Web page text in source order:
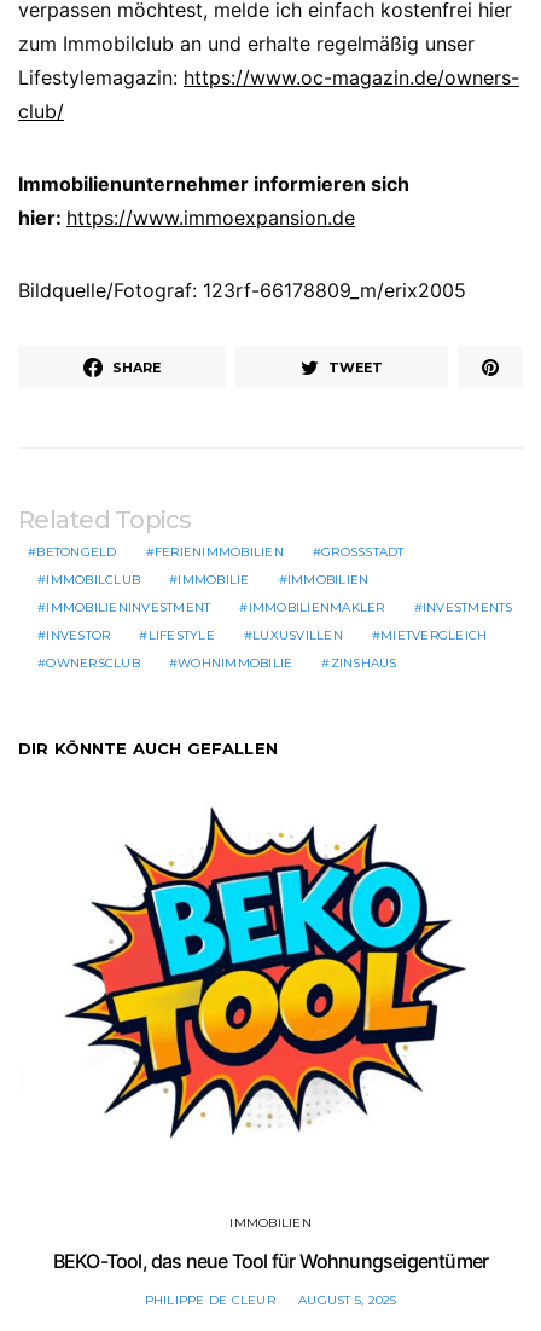
verpassen möchtest, melde ich einfach kostenfrei hier
zum Immobilclub an und erhalte regelmäßig unser
Lifestylemagazin: https://www.oc-magazin.de/owners-
club/
Immobilienunternehmer informieren sich
hier: https://www.immoexpansion.de
Bildquelle/Fotograf: 123rf-66178809_m/erix2005
SHARE TWEET
Related Topics
BETONGELD FERIENIMMOBILIEN
GROSSSTADT
IMMOBILCLUB
IMMOBILIE
IMMOBILIEN
IMMOBILIENINVESTMENT
IMMOBILIENMAKLER
INVESTMENTS
INVESTOR
LIFESTYLE LUXUSVILLEN
MIETVERGLEICH
OWNERSCLUB
WOHNIMMOBILIE ZINSHAUS
DIR KÖNNTE AUCH GEFALLEN
IMMOBILIEN
BEKO-Tool, das neue Tool für Wohnungseigentümer
PHILIPPE DE CLEUR AUGUST 5, 2025